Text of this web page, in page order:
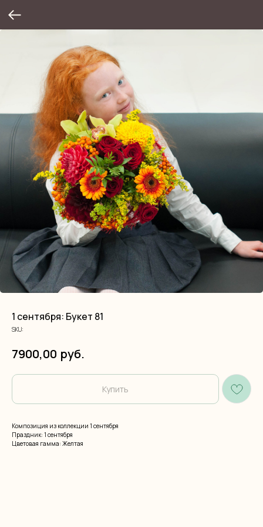
1 сентября: Букет 81
SKU:
7900,00 руб.
Купить
Композиция из коллекции 1 сентября
Праздник: 1 сентября
Цветовая гамма: Желтая